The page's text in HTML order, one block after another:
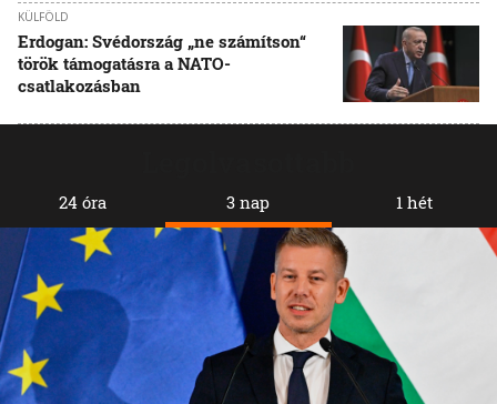
KÜLFÖLD
Erdogan: Svédország „ne számítson“
török támogatásra a NATO-
csatlakozásban
24 óra 3 nap 1 hét